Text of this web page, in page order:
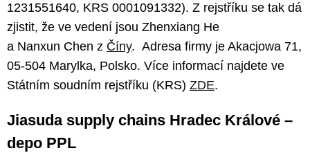
1231551640, KRS 0001091332). Z rejstříku se tak dá
zjistit, že ve vedení jsou Zhenxiang He
a Nanxun Chen z Číny. Adresa firmy je Akacjowa 71,
05-504 Marylka, Polsko. Více informací najdete ve
Státním soudním rejstříku (KRS) ZDE.
Jiasuda supply chains Hradec Králové –
depo PPL